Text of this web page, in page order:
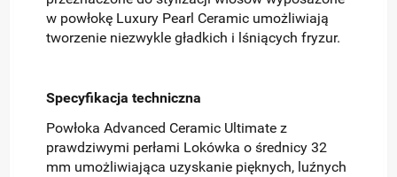
w powłokę Luxury Pearl Ceramic umożliwiają
tworzenie niezwykle gładkich i lśniących fryzur.
Specyfikacja techniczna
Powłoka Advanced Ceramic Ultimate z
prawdziwymi perłami Lokówka o średnicy 32
mm umożliwiająca uzyskanie pięknych, luźnych